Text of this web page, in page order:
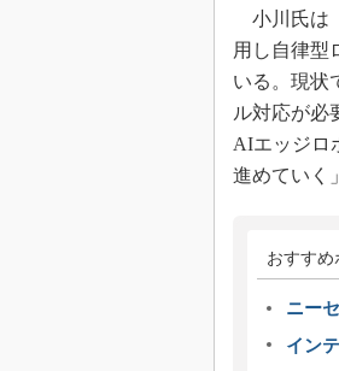
小川氏は
用し自律型
いる。現状
ル対応が必
AIエッジロ
進めていく
おすすめ
ニー
イン